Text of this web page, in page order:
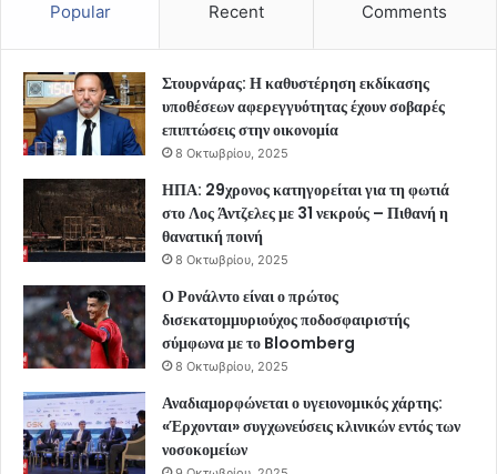
Popular Recent Comments
Στουρνάρας: Η καθυστέρηση εκδίκασης
υποθέσεων αφερεγγυότητας έχουν σοβαρές
επιπτώσεις στην οικονομία
8 Οκτωβρίου, 2025
ΗΠΑ: 29χρονος κατηγορείται για τη φωτιά
στο Λος Άντζελες με 31 νεκρούς – Πιθανή η
θανατική ποινή
8 Οκτωβρίου, 2025
Ο Ρονάλντο είναι ο πρώτος
δισεκατομμυριούχος ποδοσφαιριστής
σύμφωνα με το Bloomberg
8 Οκτωβρίου, 2025
Αναδιαμορφώνεται ο υγειονομικός χάρτης:
«Έρχονται» συγχωνεύσεις κλινικών εντός των
νοσοκομείων